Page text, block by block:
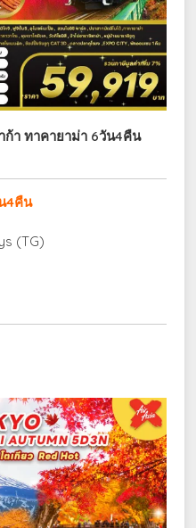
ก้า ทาคายาม่า 6วัน4คืน
4คืน
(TG)